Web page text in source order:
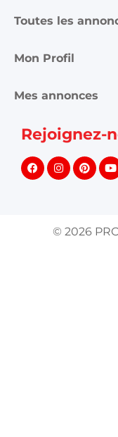
Toutes les
Mon Profil
Mes annonces
Rejoignez-
© 2026